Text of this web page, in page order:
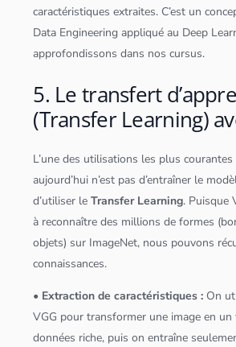
caractéristiques extraites. C’est un
Data Engineering appliqué au Deep
approfondissons dans nos cursus.
5. Le transfert
(Transfer Learning)
L’une des utilisations les plus courantes
aujourd’hui n’est pas d’entraîner le
d’utiliser leTransfer Learning. Puisque
à reconnaître des millions de formes
objets) sur ImageNet, nous pouvons
connaissances.
• Extraction de caractéristiques : On
VGG pour transformer une image en un
données riche, puis on entraîne